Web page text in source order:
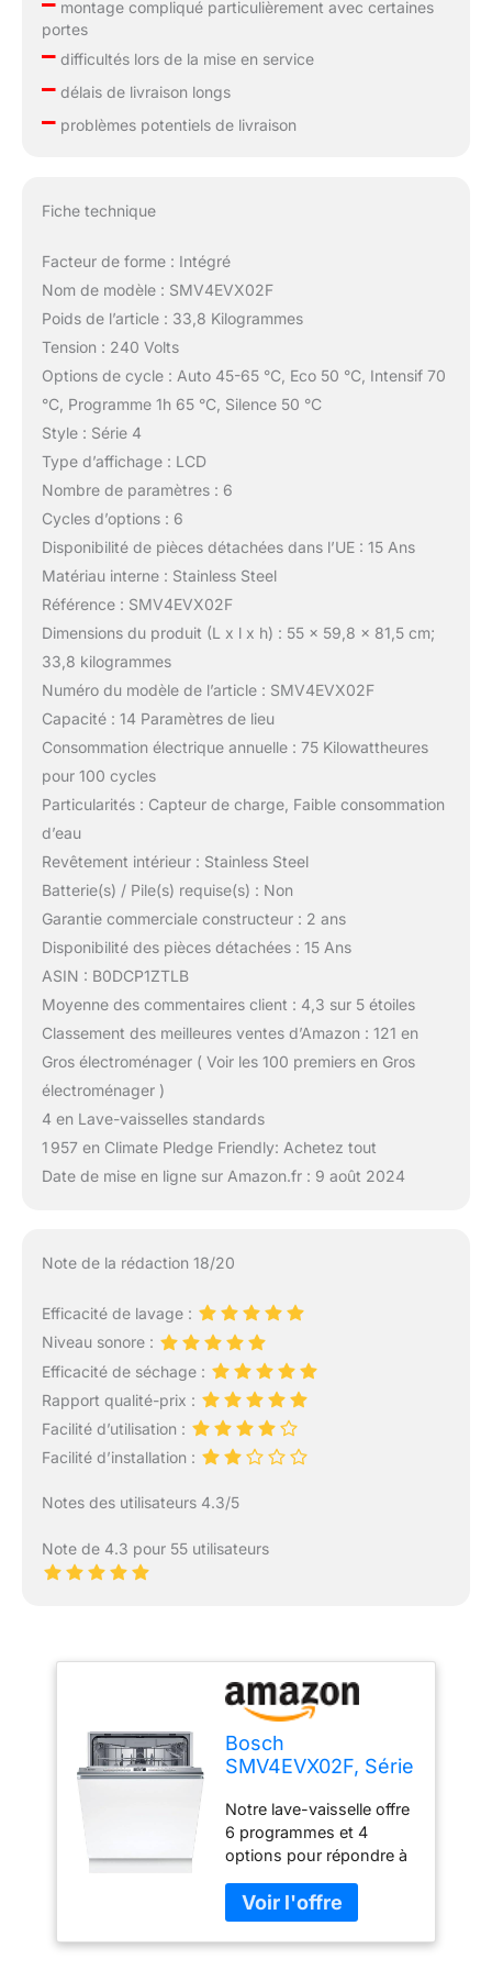
montage compliqué particulièrement avec certaines
portes
–difficultés lors de la mise en service
–délais de livraison longs
–problèmes potentiels de livraison
Fiche technique
Facteur de forme : Intégré
Nom de modèle : SMV4EVX02F
Poids de l’article : 33,8 Kilogrammes
Tension : 240 Volts
Options de cycle : Auto 45-65 °C, Eco 50 °C, Intensif 70
°C, Programme 1h 65 °C, Silence 50 °C
Style : Série 4
Type d’affichage : LCD
Nombre de paramètres : 6
Cycles d’options : 6
Disponibilité de pièces détachées dans l’UE : 15 Ans
Matériau interne : Stainless Steel
Référence : SMV4EVX02F
Dimensions du produit (L x l x h) : 55 x 59,8 x 81,5 cm;
33,8 kilogrammes
Numéro du modèle de l’article : SMV4EVX02F
Capacité : 14 Paramètres de lieu
Consommation électrique annuelle : 75 Kilowattheures
pour 100 cycles
Particularités : Capteur de charge, Faible consommation
d’eau
Revêtement intérieur : Stainless Steel
Batterie(s) / Pile(s) requise(s) : Non
Garantie commerciale constructeur : 2 ans
Disponibilité des pièces détachées : 15 Ans
ASIN : B0DCP1ZTLB
Moyenne des commentaires client : 4,3 sur 5 étoiles
Classement des meilleures ventes d’Amazon : 121 en
Gros électroménager ( Voir les 100 premiers en Gros
électroménager )
4 en Lave-vaisselles standards
1 957 en Climate Pledge Friendly: Achetez tout
Date de mise en ligne sur Amazon.fr : 9 août 2024
Note de la rédaction 18/20
Efficacité de lavage :
Niveau sonore :
Efficacité de séchage :
Rapport qualité-prix :
Facilité d’utilisation :
Facilité d’installation :
Notes des utilisateurs 4.3/5
Note de 4.3 pour 55 utilisateurs
Bosch
SMV4EVX02F, Série
cm, Encastrable
Notre lave-vaisselle offre
6 programmes et 4
options pour répondre à
lavage. De l'option Eco
au programme Intensif,
en passant par